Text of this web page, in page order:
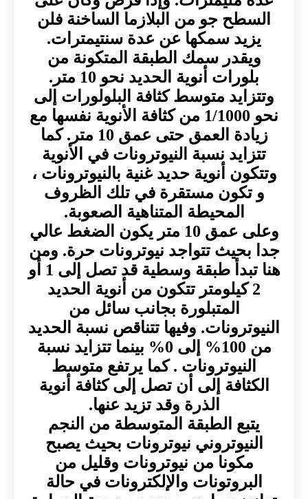
السطح جو من البلازما الساخنة فلن
يزيد سمكها عن عدة سنتيمترات.
ويقدر سمك الطبقة المتكونة من
بلورات أنوية الحديد نحو 10 متر.
وتتزايد متوسط كثافة البلولورات إلى
نحو 1/1000 من كثافة الأنوية نفسها مع
زيادة العمق حتى عمق 10 متر. كما
تتزايد نسبة النيوترونات في الأنوية
وتتكون أنوية حديد غنية بالنيوترونات ،
و تكون مستقرة في تلك الظروف
المحيطة المتناهية الصعوبة.
وعلى عمق 10 متر يكون الضغط عالي
جدا بحيث تتواجد نيوترونات حرة. ومن
هنا تبدأ طبقة وسطية قد تصل إلى 1 أو
2 كيلومتر تتكون من أنوية الحديد
المتبلورة بجانب سائل من
النيوترونات. وفيها تتناقص نسبة الحديد
من 100% إلى 0% بينما تتزايد نسبة
النيوترونات . كما يرتفع متوسط
الكثافة إلى أن تصل إلى كثافة أنوية
الذرة وقد تزيد عنها.
يتبع الطبقة المتوسطة من النجم
النيوتروني نيوترونات بحيث يصبح
مكونا من نيوترونات وقليل من
البروتونات والإلكترونات في حالة